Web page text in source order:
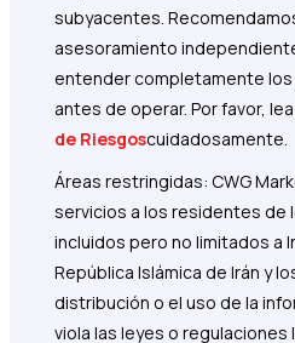
subyacentes.
asesoramiento
entender completamente
antes de operar. Por favor,
de Riesgoscuidadosamente.
Áreas restringidas: CWG
servicios a los residentes de
incluidos pero no limitados a
República Islámica de Irán y
distribución o el uso de la
viola las leyes o